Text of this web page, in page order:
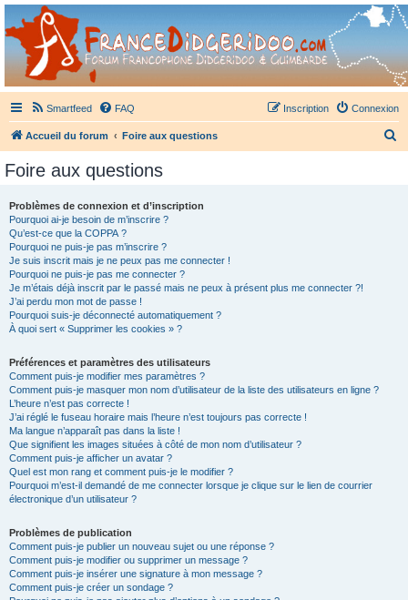
France Didgeridoo
Didgeridoo et Guimbarde sur France Didgeridoo - retrouvez la communauté.
Smartfeed FAQ Connexion
Inscription
Accueil du forum Foire aux questions
Foire aux questions
Problèmes de connexion et d’inscription
Pourquoi ai-je besoin de m’inscrire ?
Qu’est-ce que la COPPA ?
Pourquoi ne puis-je pas m’inscrire ?
Je suis inscrit mais je ne peux pas me connecter !
Pourquoi ne puis-je pas me connecter ?
Je m’étais déjà inscrit par le passé mais ne peux à présent plus me connecter ?!
J’ai perdu mon mot de passe !
Pourquoi suis-je déconnecté automatiquement ?
À quoi sert « Supprimer les cookies » ?
Préférences et paramètres des utilisateurs
Comment puis-je modifier mes paramètres ?
Comment puis-je masquer mon nom d’utilisateur de la liste des utilisateurs en ligne ?
L’heure n’est pas correcte !
J’ai réglé le fuseau horaire mais l’heure n’est toujours pas correcte !
Ma langue n’apparaît pas dans la liste !
Que signifient les images situées à côté de mon nom d’utilisateur ?
Comment puis-je afficher un avatar ?
Quel est mon rang et comment puis-je le modifier ?
Pourquoi m’est-il demandé de me connecter lorsque je clique sur le lien de courrier
électronique d’un utilisateur ?
Problèmes de publication
Comment puis-je publier un nouveau sujet ou une réponse ?
Comment puis-je modifier ou supprimer un message ?
Comment puis-je insérer une signature à mon message ?
Comment puis-je créer un sondage ?